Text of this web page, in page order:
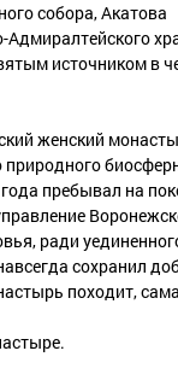
собора, Акатова
Адмиралтейского
источником в
женский
пребывал на
ради
сохранил
походит,